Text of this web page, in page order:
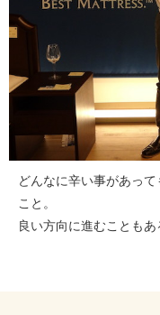
どんなに辛い事があっ
こと。
良い方向に進むこともあ